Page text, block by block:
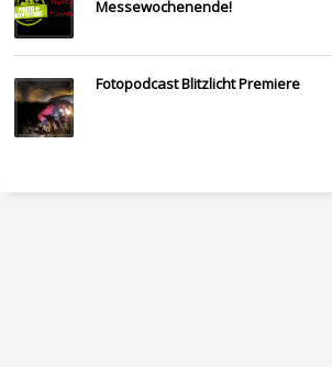
Messewochenende!
Fotopodcast Blitzlicht Premiere